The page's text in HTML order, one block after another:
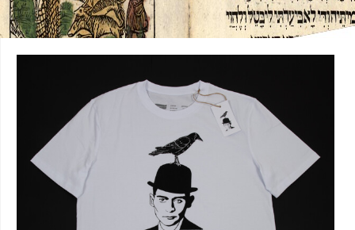
T-SHIRT "TWO KAFKAS" (SIZE L)